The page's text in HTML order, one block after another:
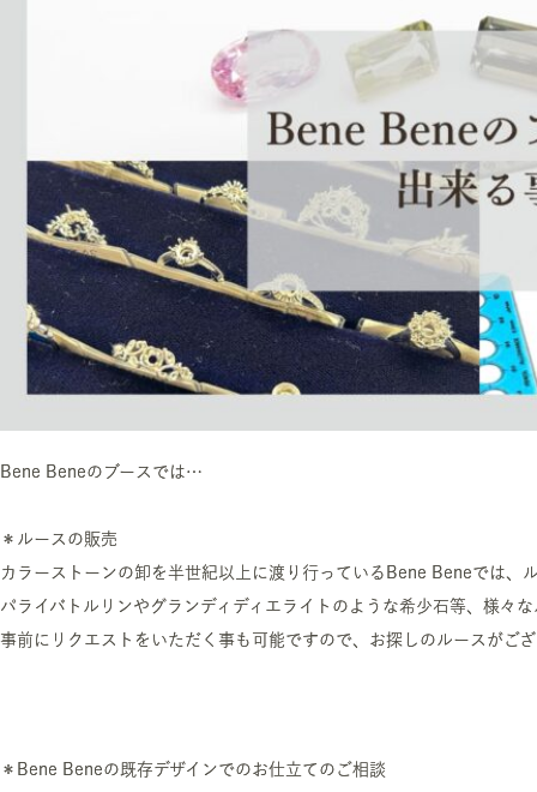
Bene Beneのブースでは…
＊ルースの販売
カラーストーンの卸を半世紀以上に渡り行っているBene Beneでは、
パライバトルリンやグランディディエライトのような希少石等、様々
事前にリクエストをいただく事も可能ですので、お探しのルースがご
＊Bene Beneの既存デザインでのお仕立てのご相談